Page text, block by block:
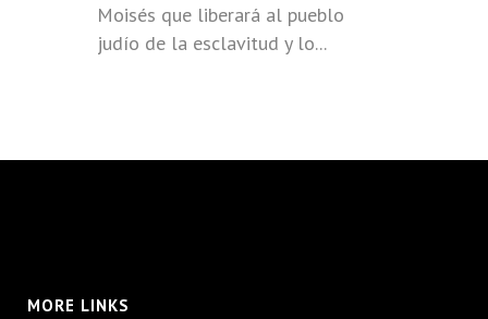
Moisés que liberará al pueblo
judío de la esclavitud y lo...
MORE LINKS